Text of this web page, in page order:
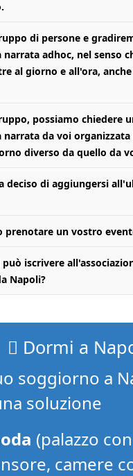
di persone e
narrata adhoc, nel senso
al giorno e all'ora,
possiamo chiedere
narrata da voi
diverso da quello da
deciso di aggiungersi
prenotare un vostro
può iscrivere
Napoli?
Dormi a
soggiorno a
soluzione
(palazzo con
camere